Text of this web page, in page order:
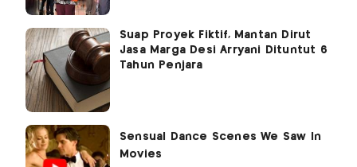
Suap Proyek Fiktif, Mantan Dirut
Jasa Marga Desi Arryani Dituntut 6
Tahun Penjara